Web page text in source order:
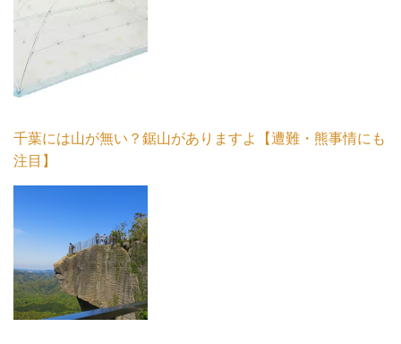
千葉には山が無い？鋸山がありますよ【遭難・熊事情にも
注目】